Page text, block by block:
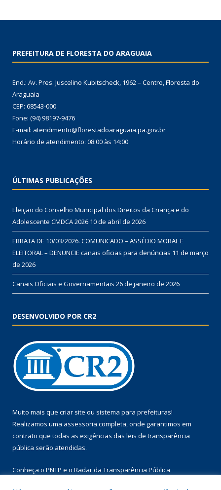
PREFEITURA DE FLORESTA DO ARAGUAIA
End.: Av. Pres. Juscelino Kubitscheck, 1962 – Centro, Floresta do
Araguaia
CEP: 68543-000
Fone: (94) 98197-9476
E-mail: atendimento@florestadoaraguaia.pa.gov.br
Horário de atendimento: 08:00 às 14:00
ÚLTIMAS PUBLICAÇÕES
Eleição do Conselho Municipal dos Direitos da Criança e do
Adolescente CMDCA 2026 10 de abril de 2026
ERRATA DE 10/03/2026. COMUNICADO – ASSÉDIO MORAL E
ELEITORAL – DENUNCIE canais oficias para denúncias 11 de março
de 2026
Canais Oficiais e Governamentais 26 de janeiro de 2026
DESENVOLVIDO POR CR2
Muito mais que criar site ou sistema para prefeituras!
Realizamos uma assessoria completa, onde garantimos em
contrato que todas as exigências das leis de transparência
pública serão atendidas.
Conheça o PNTP e o Radar da Transparência Pública